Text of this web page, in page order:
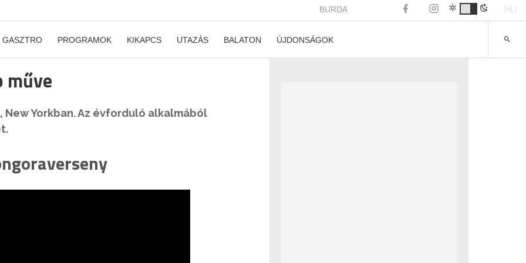
BURDA HU
GASZTRO PROGRAMOK KIKAPCS UTAZÁS BALATON ÚJDONSÁGOK
műve
New Yorkban. Az évforduló alkalmából